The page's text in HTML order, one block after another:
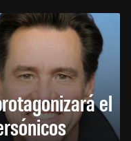
el